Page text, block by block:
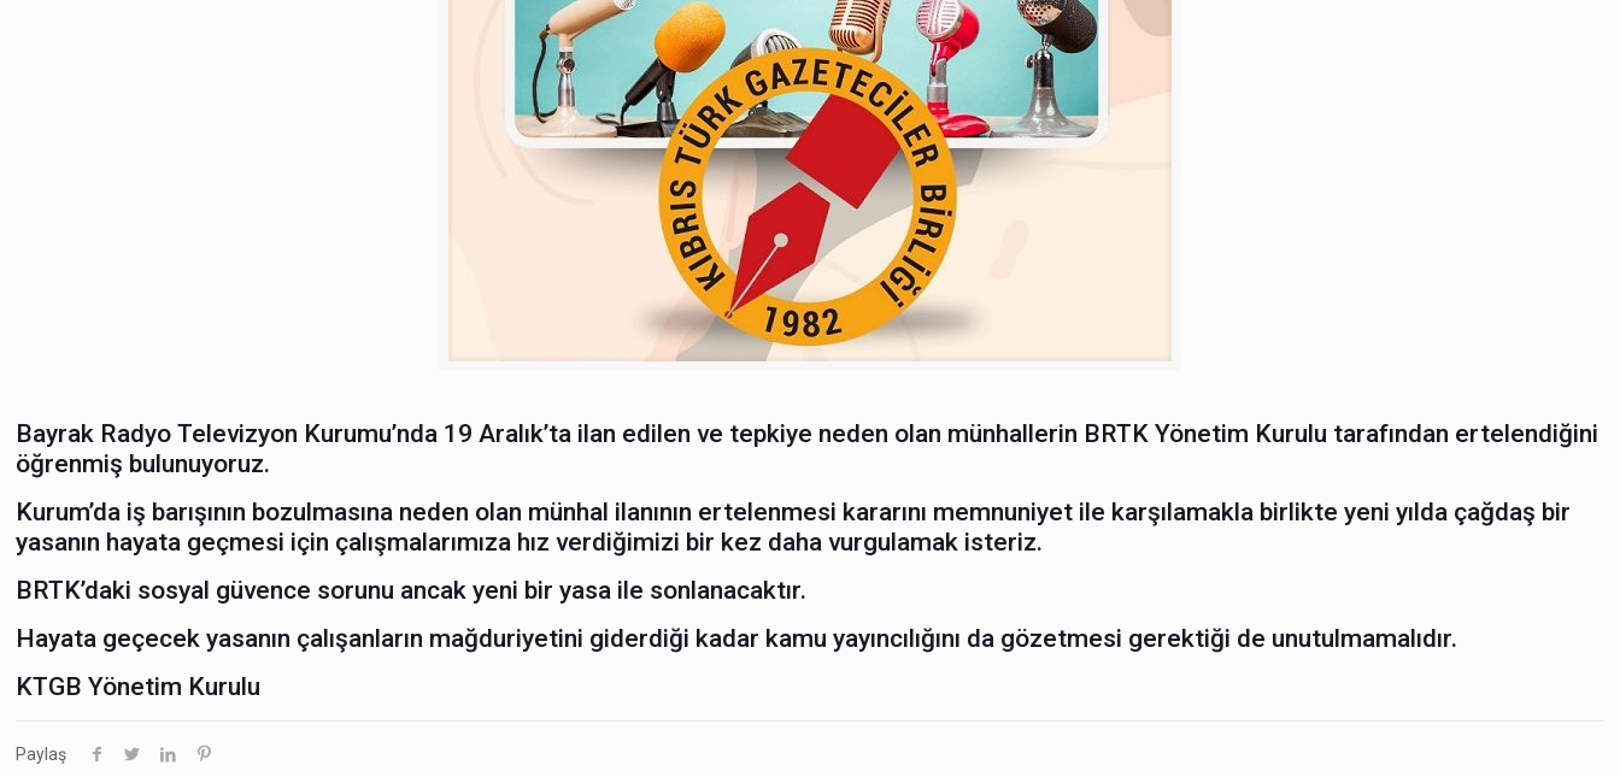
Bayrak Radyo Televizyon Kurumu’nda 19 Aralık’ta ilan edilen ve tepkiye neden olan münhallerin BRTK Yönetim Kurulu tarafından ertelendiğini
öğrenmiş bulunuyoruz.
Kurum’da iş barışının bozulmasına neden olan münhal ilanının ertelenmesi kararını memnuniyet ile karşılamakla birlikte yeni yılda çağdaş bir
yasanın hayata geçmesi için çalışmalarımıza hız verdiğimizi bir kez daha vurgulamak isteriz.
BRTK’daki sosyal güvence sorunu ancak yeni bir yasa ile sonlanacaktır.
Hayata geçecek yasanın çalışanların mağduriyetini giderdiği kadar kamu yayıncılığını da gözetmesi gerektiği de unutulmamalıdır.
KTGB Yönetim Kurulu
Paylaş